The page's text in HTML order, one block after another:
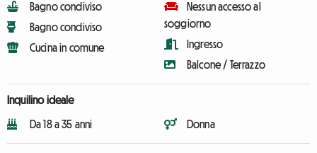
Bagno condiviso
Bagno condiviso
Cucina in comune
Nessun accesso al
soggiorno
Ingresso
Balcone / Terrazzo
Inquilino ideale
Da 18 a 35 anni Donna